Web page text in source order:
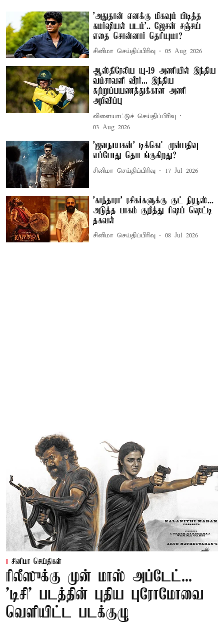
'அதுதான் எனக்கு மிகவும் பிடித்த
கமர்ஷியல் படம்'.. ஜேசன் சஞ்சய்
எதை சொன்னார் தெரியுமா?
சினிமா செய்திப்பிரிவு 05 Aug 2026
ஆஸ்திரேலிய யு-19 அணியில் இந்திய
வம்சாவளி வீரர்... இந்திய
சுற்றுப்பயணத்துக்கான அணி
அறிவிப்பு
விளையாட்டுச் செய்திப்பிரிவு
03 Aug 2026
'ஜனநாயகன்' டிக்கெட் முன்பதிவு
எப்போது தொடங்குகிறது?
சினிமா செய்திப்பிரிவு 17 Jul 2026
'காந்தாரா' ரசிகர்களுக்கு குட் நியூஸ்...
அடுத்த பாகம் குறித்து ரிஷப் ஷெட்டி
தகவல்
சினிமா செய்திப்பிரிவு 08 Jul 2026
சினிமா செய்திகள்
ரிலீஸுக்கு முன் மாஸ் அப்டேட்...
'டிசி' படத்தின் புதிய புரோமோவை
வெளியிட்ட படக்குழு